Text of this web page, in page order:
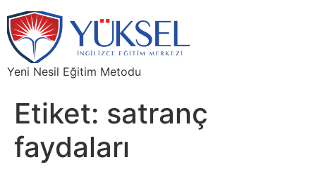
Yeni Nesil Eğitim Metodu
Etiket: satranç
faydaları